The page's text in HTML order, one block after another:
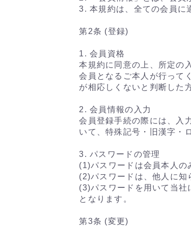
3. 本規約は、全ての会員に
第2条 (登録)
1. 会員資格
本規約に同意の上、所定の
会員となるご本人が行って
が相応しくないと判断した
2. 会員情報の入力
会員登録手続の際には、入
いて、特殊記号・旧漢字・
3. パスワードの管理
(1)パスワードは会員本人の
(2)パスワードは、他人に知
(3)パスワードを用いて当社
となります。
第3条 (変更)